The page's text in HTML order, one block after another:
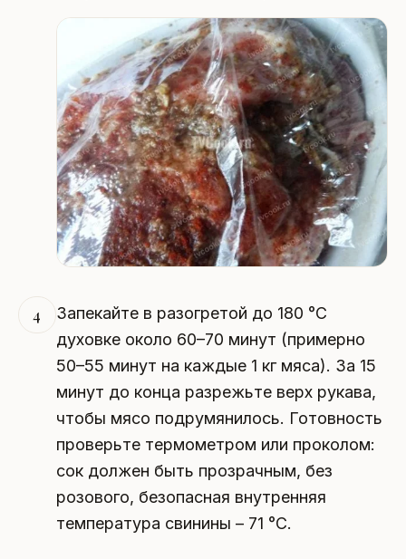
4
Запекайте в разогретой до 180 °C
духовке около 60–70 минут (примерно
50–55 минут на каждые 1 кг мяса). За 15
минут до конца разрежьте верх рукава,
чтобы мясо подрумянилось. Готовность
проверьте термометром или проколом:
сок должен быть прозрачным, без
розового, безопасная внутренняя
температура свинины – 71 °C.